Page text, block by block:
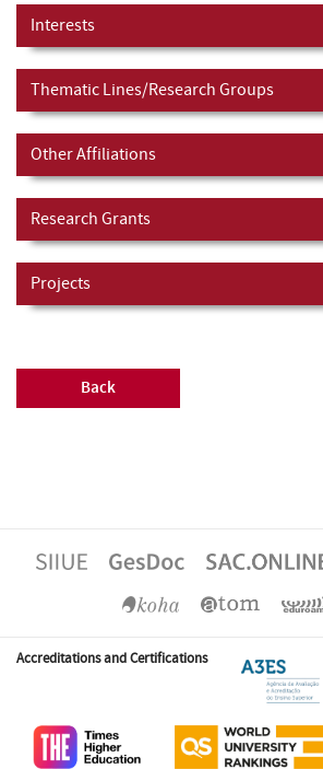
Interests
Thematic Lines/Research Groups
Other Affiliations
Research Grants
Projects
Back
Accreditations and Certifications